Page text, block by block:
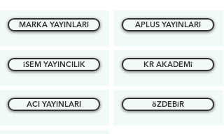
MARKA YAYINLARI
iSEM YAYINCILIK
ACI YAYINLARI
APLUS YAYINLARI
KR AKADEMi
öZDEBiR